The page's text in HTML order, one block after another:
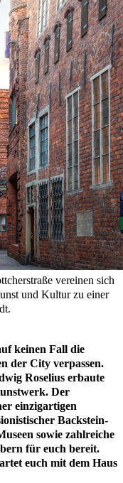
vereinen sich
und Kultur zu einer
keinen Fall die
der City verpassen.
Roselius erbaute
Der
einzigartigen
Backstein-
sowie zahlreiche
für euch bereit.
euch mit dem Haus